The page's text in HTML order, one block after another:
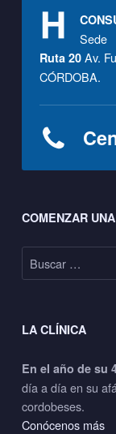
Sede
Ruta 20Av.
CÓRDOBA.
COMENZAR
Buscar:
LA CLÍNICA
En el año de su
día a día en su
cordobeses.
Conócenos más